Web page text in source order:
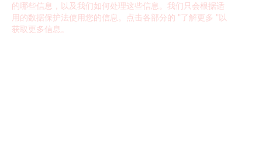
的哪些信息，以及我们如何处理这些信息。我们只会根据适
用的数据保护法使用您的信息。点击各部分的 "了解更多 "以
获取更多信息。